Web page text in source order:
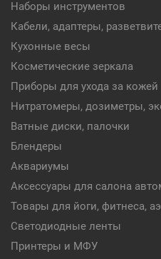
Наборы инструментов
Кабели, адаптеры,
Кухонные весы
Косметические зеркала
Приборы для ухода за кожей
Нитратомеры, дозиметры,
Ватные диски, палочки
Блендеры
Аквариумы
Аксессуары для салона
Товары для йоги, фитнеса,
Светодиодные ленты
Принтеры и МФУ